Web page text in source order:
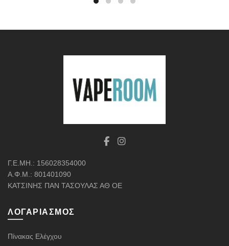
Γ.Ε.ΜΗ.: 156028354000
Α.Φ.Μ.: 801401090
ΚΑΤΣΙΝΗΣ ΠΑΝ ΤΑΣΟΥΛΑΣ ΑΘ ΟΕ
ΛΟΓΑΡΙΑΣΜΌΣ
Πίνακας Ελέγχου